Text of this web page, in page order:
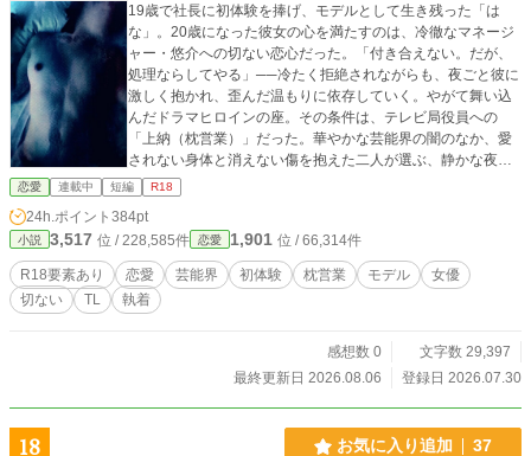
19歳で社長に初体験を捧げ、モデルとして生き残った「は
な」。20歳になった彼女の心を満たすのは、冷徹なマネージ
ャー・悠介への切ない恋心だった。「付き合えない。だが、
処理ならしてやる」──冷たく拒絶されながらも、夜ごと彼に
激しく抱かれ、歪んだ温もりに依存していく。やがて舞い込
んだドラマヒロインの座。その条件は、テレビ局役員への
「上納（枕営業）」だった。華やかな芸能界の闇のなか、愛
されない身体と消えない傷を抱えた二人が選ぶ、静かな夜の
行方は──。
恋愛 連載中 短編 R18
24h.ポイント 384pt
小説 3,517 位 / 228,585件 恋愛 1,901 位 / 66,314件
R18要素あり 恋愛 芸能界 初体験 枕営業 モデル
女優
切ない
TL 執着
感想数 0
文字数 29,397
最終更新日 2026.08.06
登録日 2026.07.30
18 お気に入り追加 37